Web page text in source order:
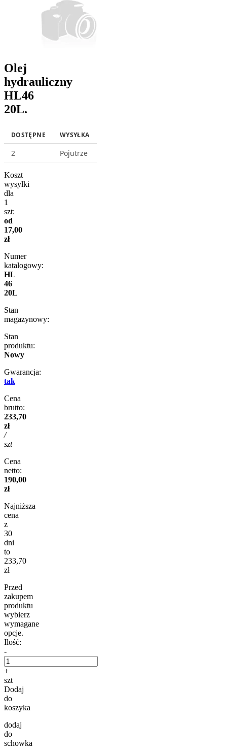
Olej
hydrauliczny
HL46
20L.
DOSTĘPNE WYSYŁKA
2 Pojutrze
Koszt
wysyłki
dla
1
szt:
od
17,00
zł
Numer
katalogowy:
HL
46
20L
Stan
magazynowy:
Stan
produktu:
Nowy
Gwarancja:
tak
Cena
brutto:
233,70
zł
/
szt
Cena
netto:
190,00
zł
Najniższa
cena
z
30
dni
to
233,70
zł
Przed
zakupem
produktu
wybierz
wymagane
opcje.
Ilość:
-
+
szt
Dodaj
do
koszyka
dodaj
do
schowka